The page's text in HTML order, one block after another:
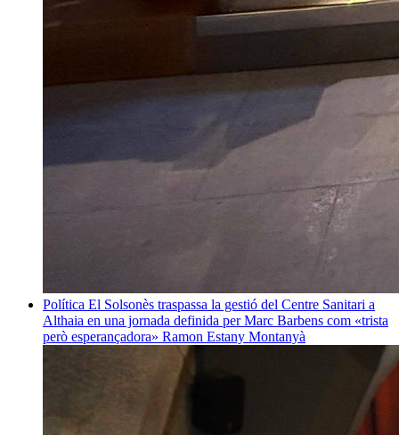
Política El Solsonès traspassa la gestió del Centre Sanitari a
Althaia en una jornada definida per Marc Barbens com «trista
però esperançadora» Ramon Estany Montanyà